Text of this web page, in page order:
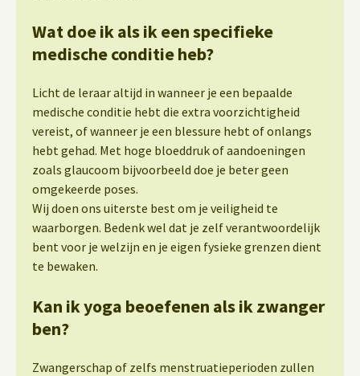
Wat doe ik als ik een specifieke
medische conditie heb?
Licht de leraar altijd in wanneer je een bepaalde
medische conditie hebt die extra voorzichtigheid
vereist, of wanneer je een blessure hebt of onlangs
hebt gehad. Met hoge bloeddruk of aandoeningen
zoals glaucoom bijvoorbeeld doe je beter geen
omgekeerde poses.
Wij doen ons uiterste best om je veiligheid te
waarborgen. Bedenk wel dat je zelf verantwoordelijk
bent voor je welzijn en je eigen fysieke grenzen dient
te bewaken.
Kan ik yoga beoefenen als ik zwanger
ben?
Zwangerschap of zelfs menstruatieperioden zullen